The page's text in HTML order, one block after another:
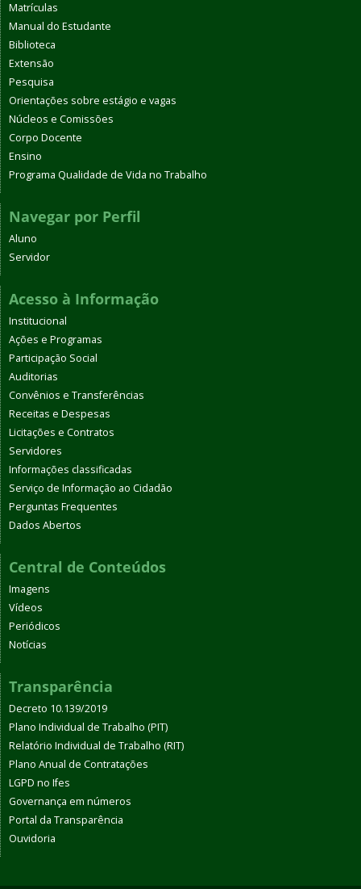
Matrículas
Manual do Estudante
Biblioteca
Extensão
Pesquisa
Orientações sobre estágio e vagas
Núcleos e Comissões
Corpo Docente
Ensino
Programa Qualidade de Vida no Trabalho
Navegar por Perfil
Aluno
Servidor
Acesso à Informação
Institucional
Ações e Programas
Participação Social
Auditorias
Convênios e Transferências
Receitas e Despesas
Licitações e Contratos
Servidores
Informações classificadas
Serviço de Informação ao Cidadão
Perguntas Frequentes
Dados Abertos
Central de Conteúdos
Imagens
Vídeos
Periódicos
Notícias
Transparência
Decreto 10.139/2019
Plano Individual de Trabalho (PIT)
Relatório Individual de Trabalho (RIT)
Plano Anual de Contratações
LGPD no Ifes
Governança em números
Portal da Transparência
Ouvidoria